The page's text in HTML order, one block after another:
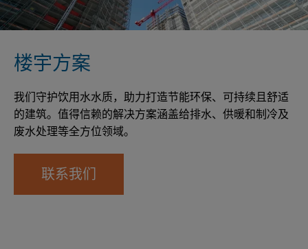
楼宇方案
我们守护饮用水水质，助力打造节能环保、可持续且舒适
的建筑。值得信赖的解决方案涵盖给排水、供暖和制冷及
废水处理等全方位领域。
联系我们